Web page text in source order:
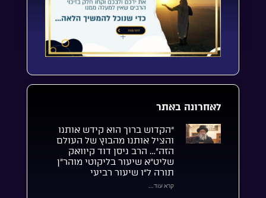
לאחרונה באתר
“הקדוש ברוך הוא קידש אותנו
והציל אותנו מהבוץ של העולם
הזה”… הרב ניסן דוד קיוואק
שליט”א שיעור בליקוטי מוהר”ן
תורה ל”ו שיעור רביעי
קרא עוד...